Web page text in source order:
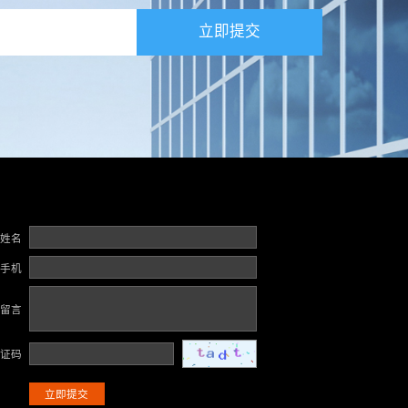
立即提交
姓名
手机
留言
码
立即提交